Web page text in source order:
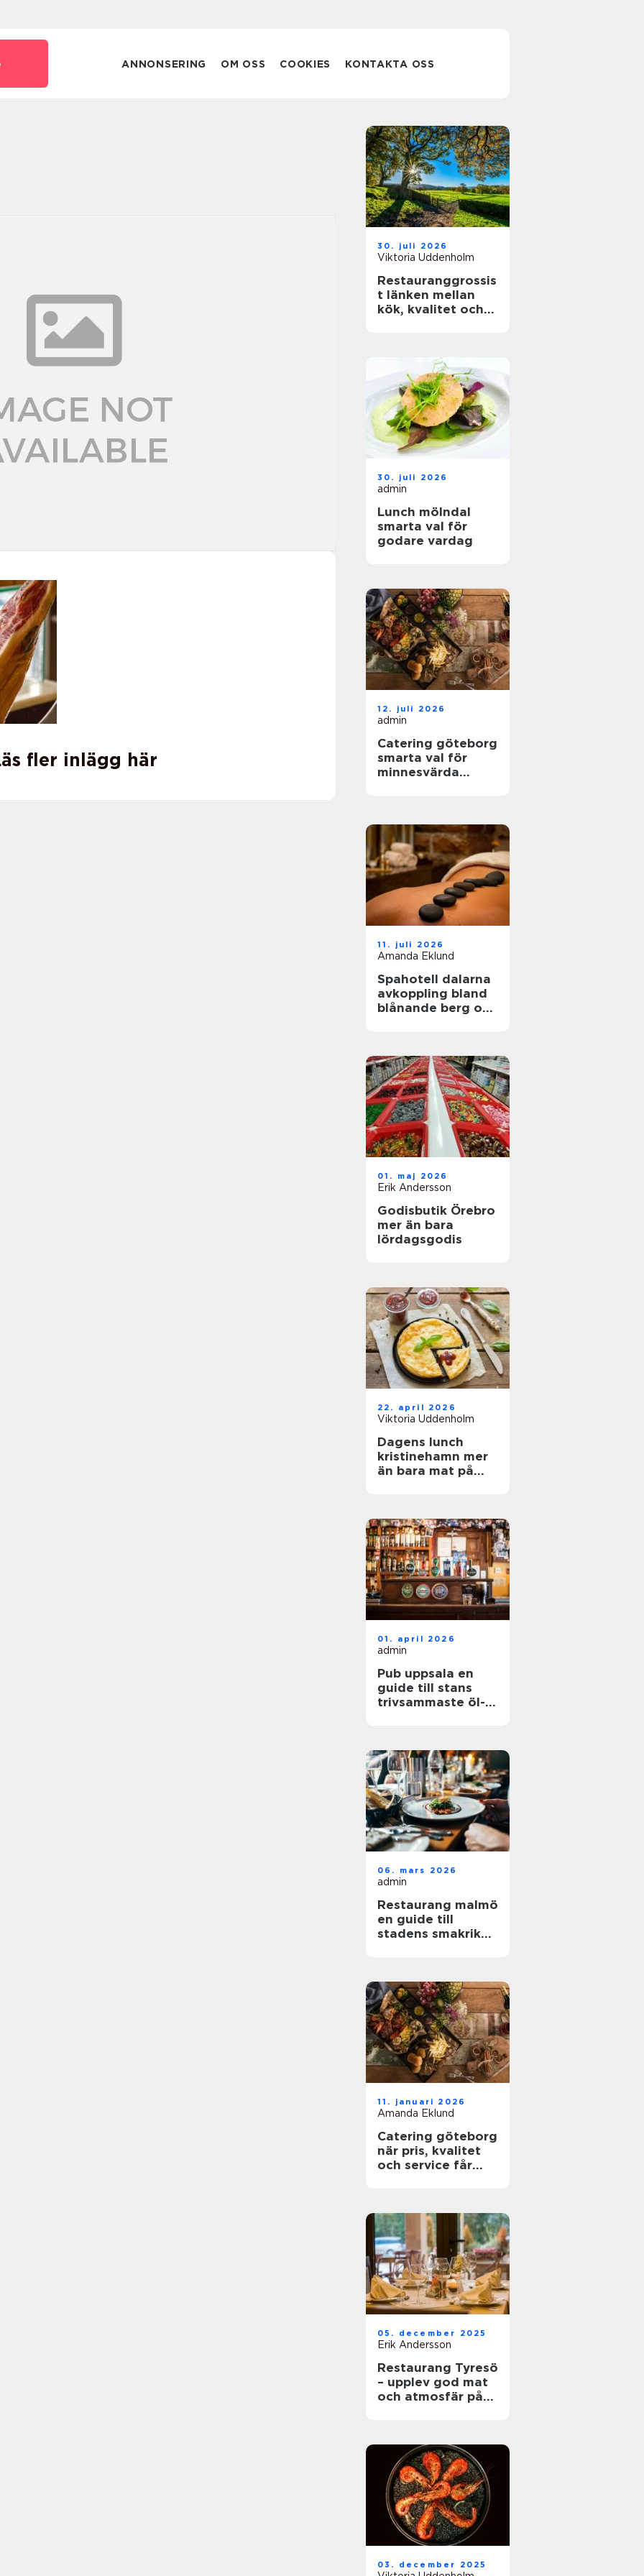
ANNONSERING OM OSS COOKIES KONTAKTA OSS
fler inlägg här
30. juli 2026
Viktoria Uddenholm
Restauranggrossis
t länken mellan
kök, kvalitet och
30. juli 2026
admin
Lunch mölndal
smarta val för
godare vardag
12. juli 2026
admin
Catering göteborg
smarta val för
minnesvärda
11. juli 2026
Amanda Eklund
Spahotell dalarna
avkoppling bland
blånande berg och
01. maj 2026
Erik Andersson
Godisbutik Örebro
mer än bara
lördagsgodis
22. april 2026
Viktoria Uddenholm
Dagens lunch
kristinehamn mer
än bara mat på
01. april 2026
admin
Pub uppsala en
guide till stans
trivsammaste öl-
06. mars 2026
admin
Restaurang malmö
en guide till
stadens smakrika
11. januari 2026
Amanda Eklund
Catering göteborg
när pris, kvalitet
och service får
05. december 2025
Erik Andersson
Restaurang Tyresö
– upplev god mat
och atmosfär på
03. december 2025